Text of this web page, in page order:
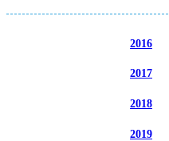
2016
2017
2018
2019